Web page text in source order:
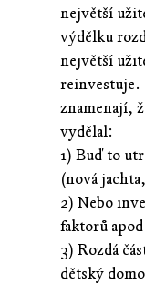
největší
výdělku
největší
reinvestuje.
znamenají,
vydělal:
1) Buď to
(nová
2) Nebo
faktorů
3) Rozdá
dětský